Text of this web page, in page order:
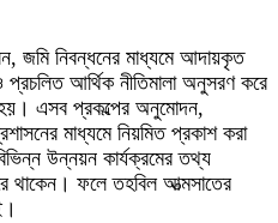
জমি নিবন্ধনের মাধ্যমে আদায়কৃত
প্রচলিত আর্থিক নীতিমালা অনুসরণ করে
এসব প্রকল্পের অনুমোদন,
মাধ্যমে নিয়মিত প্রকাশ করা
উন্নয়ন কার্যক্রমের তথ্য
থাকেন। ফলে তহবিল আত্মসাতের